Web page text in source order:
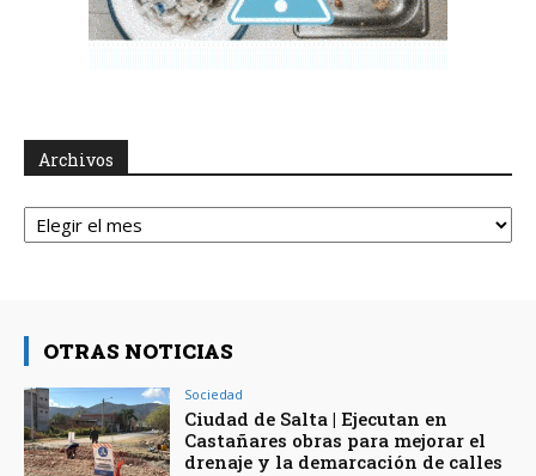
Archivos
Archivos
OTRAS NOTICIAS
Sociedad
Ciudad de Salta | Ejecutan en
Castañares obras para mejorar el
drenaje y la demarcación de calles